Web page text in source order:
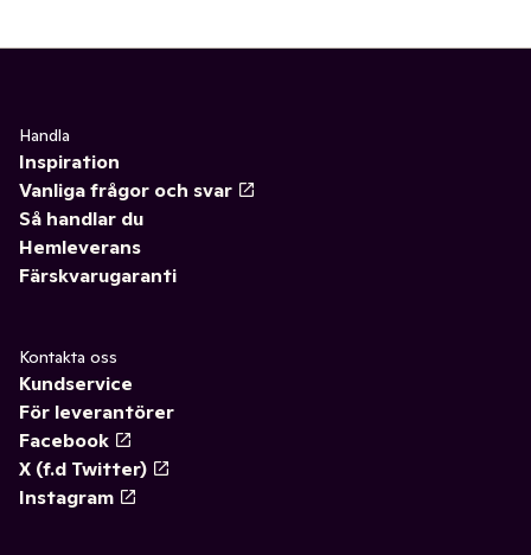
Handla
Inspiration
Vanliga frågor och svar
Så handlar du
Hemleverans
Färskvarugaranti
Kontakta oss
Kundservice
För leverantörer
Facebook
X (f.d Twitter)
Instagram